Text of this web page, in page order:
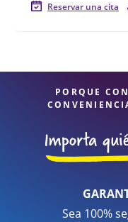
Reservar una cita
PORQUE
Sea 100%